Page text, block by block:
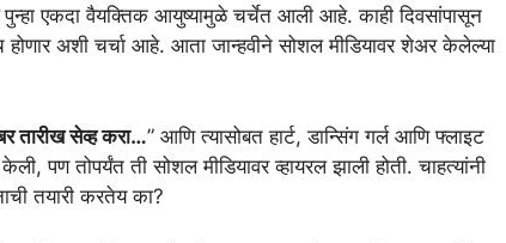
पुन्हा एकदा वैयक्तिक आयुष्यामुळे चर्चेत आली आहे. काही दिवसांपासून
अशी चर्चा आहे. आता जान्हवीने सोशल मीडियावर शेअर केलेल्या
तारीख सेव्ह करा…” आणि त्यासोबत हार्ट, डान्सिंग गर्ल आणि फ्लाइट
पण तोपर्यंत ती सोशल मीडियावर व्हायरल झाली होती. चाहत्यांनी
तयारी करतेय का?